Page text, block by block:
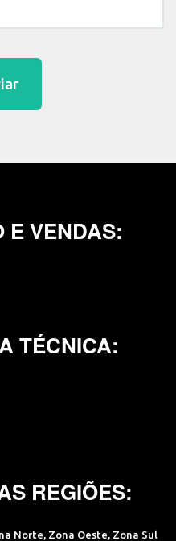
E VENDAS:
TÉCNICA:
REGIÕES:
Norte, Zona Oeste, Zona Sul